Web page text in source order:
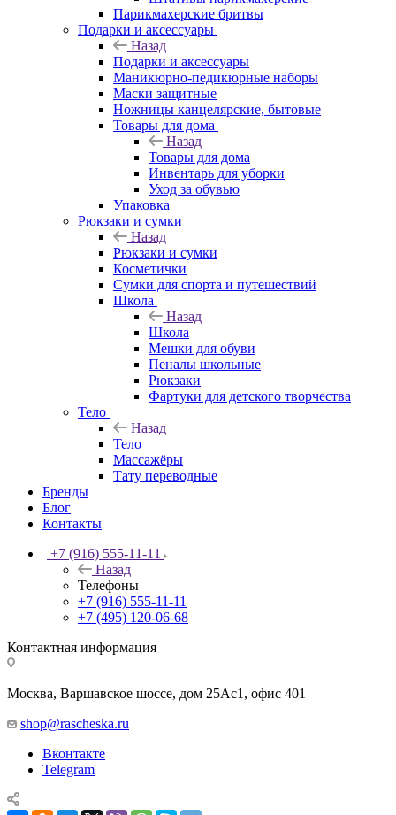
Парикмахерские бритвы
Подарки и аксессуары
Назад
Подарки и аксессуары
Маникюрно-педикюрные наборы
Маски защитные
Ножницы канцелярские, бытовые
Товары для дома
Назад
Товары для дома
Инвентарь для уборки
Уход за обувью
Упаковка
Рюкзаки и сумки
Назад
Рюкзаки и сумки
Косметички
Сумки для спорта и путешествий
Школа
Назад
Школа
Мешки для обуви
Пеналы школьные
Рюкзаки
Фартуки для детского творчества
Тело
Назад
Тело
Массажёры
Тату переводные
Бренды
Блог
Контакты
+7 (916) 555-11-11
Назад
Телефоны
+7 (916) 555-11-11
+7 (495) 120-06-68
Контактная информация
Москва, Варшавское шоссе, дом 25Аc1, офис 401
shop@rascheska.ru
Вконтакте
Telegram